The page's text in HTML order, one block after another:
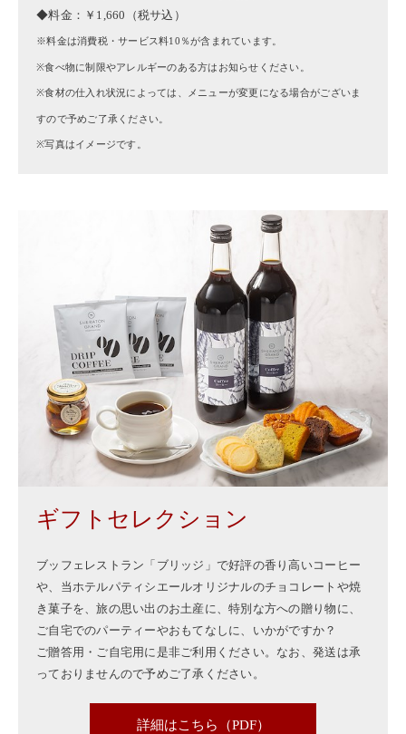
◆料金：￥1,660（税サ込）
※料金は消費税・サービス料10％が含まれています。
※食べ物に制限やアレルギーのある方はお知らせください。
※食材の仕入れ状況によっては、メニューが変更になる場合がございま
すので予めご了承ください。
※写真はイメージです。
ギフトセレクション
ブッフェレストラン「ブリッジ」で好評の香り高いコーヒー
や、当ホテルパティシエールオリジナルのチョコレートや焼
き菓子を、旅の思い出のお土産に、特別な方への贈り物に、
ご自宅でのパーティーやおもてなしに、いかがですか？
ご贈答用・ご自宅用に是非ご利用ください。なお、発送は承
っておりませんので予めご了承ください。
詳細はこちら（PDF）